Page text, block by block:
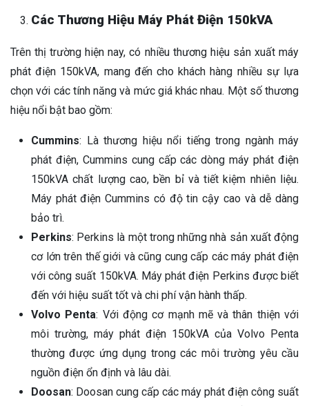
Các Thương Hiệu Máy Phát Điện 150kVA
Trên thị trường hiện nay, có nhiều thương hiệu sản xuất máy
phát điện 150kVA, mang đến cho khách hàng nhiều sự lựa
chọn với các tính năng và mức giá khác nhau. Một số thương
hiệu nổi bật bao gồm:
Cummins: Là thương hiệu nổi tiếng trong ngành máy
phát điện, Cummins cung cấp các dòng máy phát điện
150kVA chất lượng cao, bền bỉ và tiết kiệm nhiên liệu.
Máy phát điện Cummins có độ tin cậy cao và dễ dàng
bảo trì.
Perkins: Perkins là một trong những nhà sản xuất động
cơ lớn trên thế giới và cũng cung cấp các máy phát điện
với công suất 150kVA. Máy phát điện Perkins được biết
đến với hiệu suất tốt và chi phí vận hành thấp.
Volvo Penta: Với động cơ mạnh mẽ và thân thiện với
môi trường, máy phát điện 150kVA của Volvo Penta
thường được ứng dụng trong các môi trường yêu cầu
nguồn điện ổn định và lâu dài.
Doosan: Doosan cung cấp các máy phát điện công suất